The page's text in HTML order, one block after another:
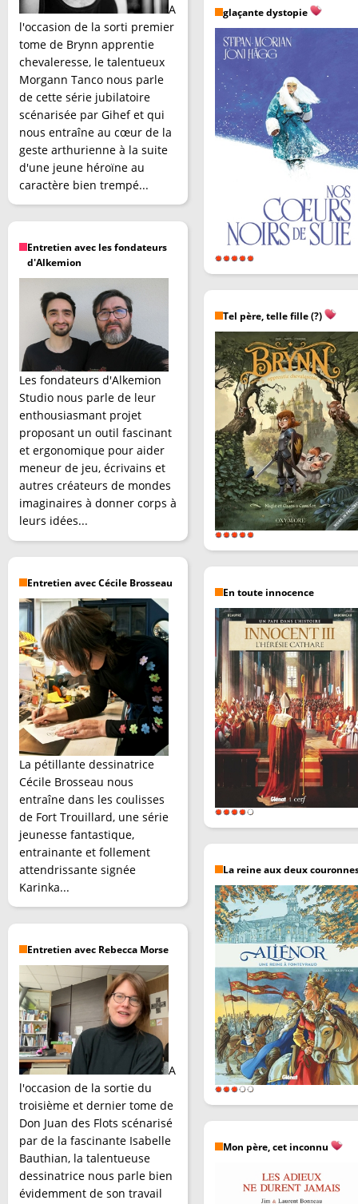
A
l'occasion de la sorti premier
tome de Brynn apprentie
chevaleresse, le talentueux
Morgann Tanco nous parle
de cette série jubilatoire
scénarisée par Gihef et qui
nous entraîne au cœur de la
geste arthurienne à la suite
d'une jeune héroïne au
caractère bien trempé...
Entretien avec les fondateurs
d'Alkemion
Les fondateurs d'Alkemion
Studio nous parle de leur
enthousiasmant projet
proposant un outil fascinant
et ergonomique pour aider
meneur de jeu, écrivains et
autres créateurs de mondes
imaginaires à donner corps à
leurs idées...
Entretien avec Cécile Brosseau
La pétillante dessinatrice
Cécile Brosseau nous
entraîne dans les coulisses
de Fort Trouillard, une série
jeunesse fantastique,
entrainante et follement
attendrissante signée
Karinka...
Entretien avec Rebecca Morse
A
l'occasion de la sortie du
troisième et dernier tome de
Don Juan des Flots scénarisé
par de la fascinante Isabelle
Bauthian, la talentueuse
dessinatrice nous parle bien
évidemment de son travail
glaçante dystopie
Tel père, telle fille (?)
En toute innocence
La reine aux deux
Mon père, cet inconnu